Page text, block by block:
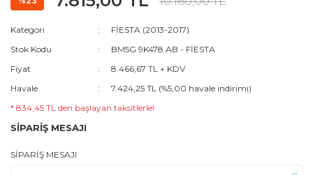
Kategori
FİESTA (2013-2017)
Stok Kodu
BM5G 9K478 AB - FİESTA
Fiyat
8.466,67 TL + KDV
Havale
7.424,25 TL (%5,00 havale indirimi)
* 834,45 TL den başlayan taksitlerle!
SİPARİŞ MESAJI
SİPARİŞ MESAJI